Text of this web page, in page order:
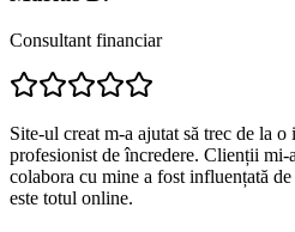
Consultant financiar
Site-ul creat m-a ajutat să trec de la
profesionist de încredere. Clienții mi-
colabora cu mine a fost influențată
este totul online.